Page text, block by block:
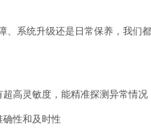
、系统升级还是日常保养，我们
高灵敏度，能精准探测异常情况
确性和及时性